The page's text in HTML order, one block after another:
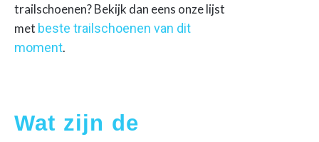
trailschoenen? Bekijk dan eens onze lijst
met beste trailschoenen van dit
moment.
Wat zijn de